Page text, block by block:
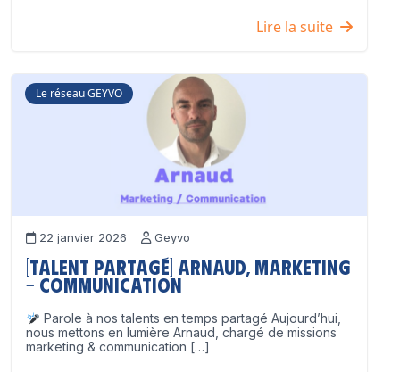
Lire la suite
Le réseau GEYVO
22 janvier 2026 Geyvo
[Talent partagé] Arnaud, Marketing
– Communication
Parole à nos talents en temps partagé Aujourd’hui,
nous mettons en lumière Arnaud, chargé de missions
marketing & communication […]